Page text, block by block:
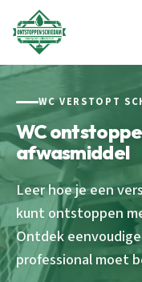
WC VERSTOPT
WC
afwasmiddel
Leer hoe je een
kunt ontstoppen
Ontdek
professional moet